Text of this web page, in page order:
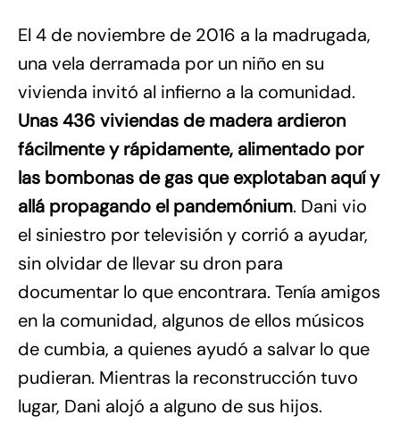
El 4 de noviembre de 2016 a la madrugada,
una vela derramada por un niño en su
vivienda invitó al infierno a la comunidad.
Unas 436 viviendas de madera ardieron
fácilmente y rápidamente, alimentado por
las bombonas de gas que explotaban aquí y
allá propagando el pandemónium. Dani vio
el siniestro por televisión y corrió a ayudar,
sin olvidar de llevar su dron para
documentar lo que encontrara. Tenía amigos
en la comunidad, algunos de ellos músicos
de cumbia, a quienes ayudó a salvar lo que
pudieran. Mientras la reconstrucción tuvo
lugar, Dani alojó a alguno de sus hijos.